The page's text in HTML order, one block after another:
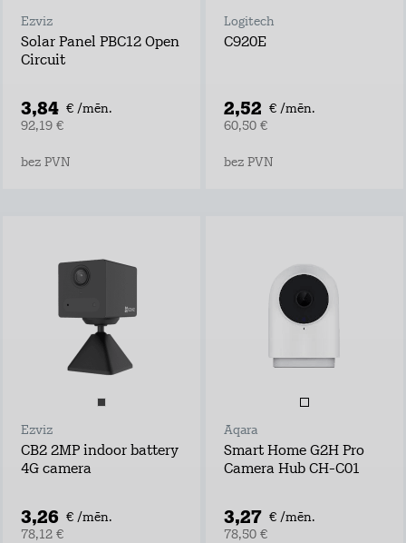
Ezviz
Solar Panel PBC12 Open
Circuit
3,84 € /mēn.
92,19 €
bez PVN
Logitech
C920E
2,52 € /mēn.
60,50 €
bez PVN
Ezviz
CB2 2MP indoor battery
4G camera
3,26 € /mēn.
78,12 €
Aqara
Smart Home G2H Pro
Camera Hub CH-C01
3,27 € /mēn.
78,50 €